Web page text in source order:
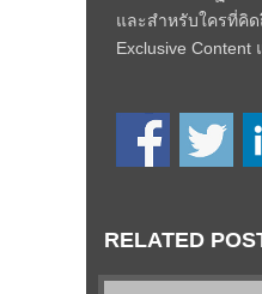
และสำหรับใครที่คิด
Exclusive
RELATED